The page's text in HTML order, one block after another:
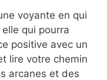
voyante en qui
qui pourra
positive avec un
lire votre chemin
arcanes et des